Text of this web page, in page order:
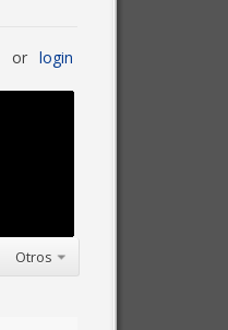
or login
Otros